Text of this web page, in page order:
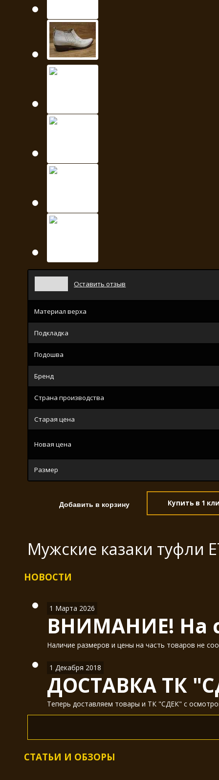
Оставить отзыв
Материал верха
Подкладка
Подошва
Бренд
Страна производства
Старая цена
Новая цена
Размер
Купить в 1
Мужские казаки туфли
НОВОСТИ
1 Марта 2026
ВНИМАНИЕ! На
Наличие размеров и цены на часть товаров не
1 Декабря 2018
ДОСТАВКА ТК
Теперь доставляем товары и ТК "СДЕК" с
СТАТЬИ И ОБЗОРЫ